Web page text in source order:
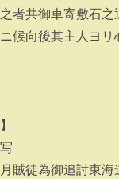
者共御車寄敷石之
候向後其主人ヨリ
賊徒為御追討東海